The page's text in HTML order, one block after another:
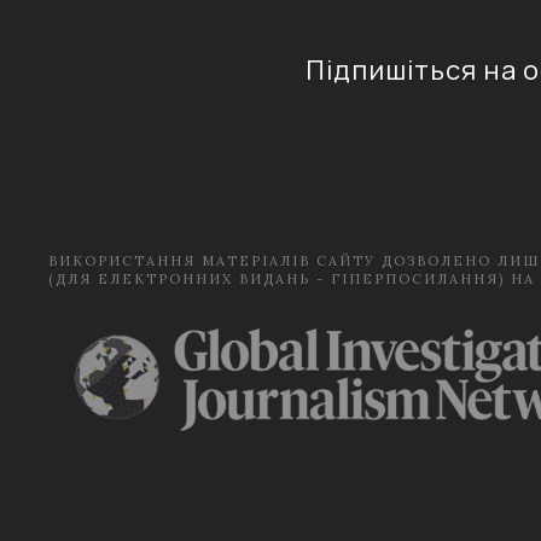
Підпишіться на
ВИКОРИСТАННЯ МАТЕРІАЛІВ САЙТУ ДОЗВОЛЕНО
(ДЛЯ ЕЛЕКТРОННИХ ВИДАНЬ - ГІПЕРПОСИЛАННЯ) НА